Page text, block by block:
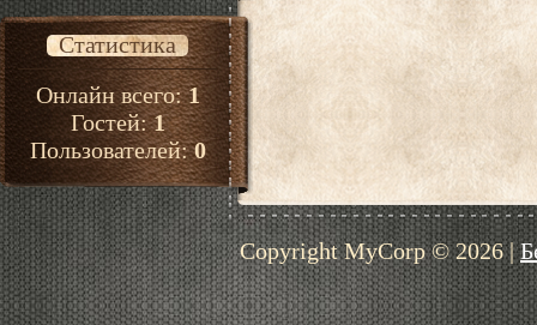
Статистика
Онлайн всего:1
Гостей:1
Пользователей:0
Copyright MyCorp © 2026|